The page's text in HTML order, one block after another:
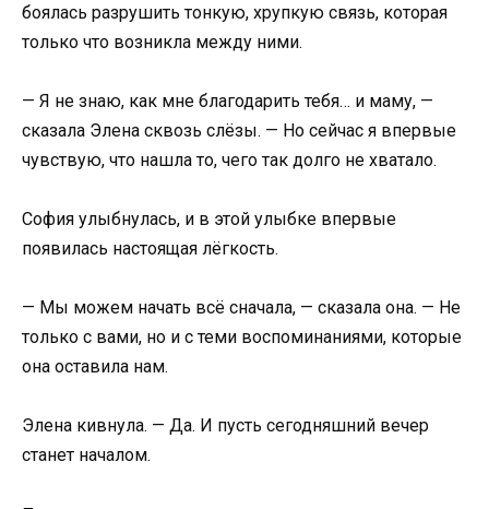
боялась разрушить тонкую, хрупкую связь, которая
только что возникла между ними.
— Я не знаю, как мне благодарить тебя… и маму, —
сказала Элена сквозь слёзы. — Но сейчас я впервые
чувствую, что нашла то, чего так долго не хватало.
София улыбнулась, и в этой улыбке впервые
появилась настоящая лёгкость.
— Мы можем начать всё сначала, — сказала она. — Не
только с вами, но и с теми воспоминаниями, которые
она оставила нам.
Элена кивнула. — Да. И пусть сегодняшний вечер
станет началом.